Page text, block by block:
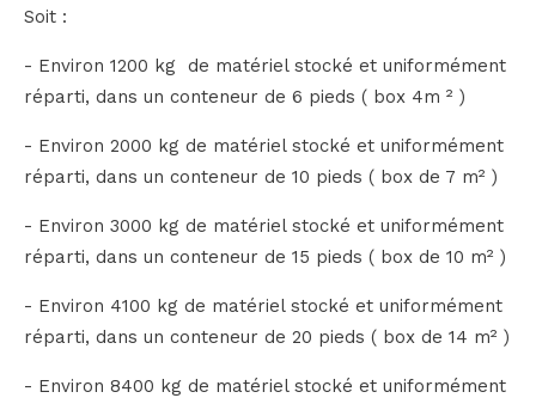
Soit :
- Environ 1200 kg de matériel stocké et uniformément
réparti, dans un conteneur de 6 pieds ( box 4m ² )
- Environ 2000 kg de matériel stocké et uniformément
réparti, dans un conteneur de 10 pieds ( box de 7 m² )
- Environ 3000 kg de matériel stocké et uniformément
réparti, dans un conteneur de 15 pieds ( box de 10 m² )
- Environ 4100 kg de matériel stocké et uniformément
réparti, dans un conteneur de 20 pieds ( box de 14 m² )
- Environ 8400 kg de matériel stocké et uniformément